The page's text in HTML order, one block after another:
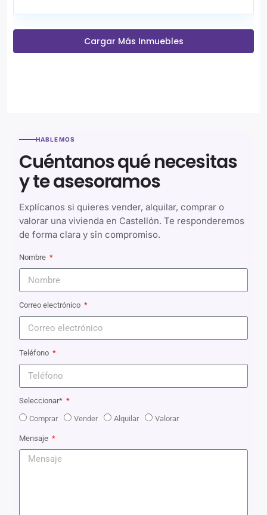
Cargar Más Inmuebles
HABLEMOS
Cuéntanos qué necesitas
y te asesoramos
Explícanos si quieres vender, alquilar, comprar o
valorar una vivienda en Castellón. Te responderemos
de forma clara y sin compromiso.
Nombre
Correo electrónico
Teléfono
Seleccionar*
Comprar
Vender Alquilar Valorar
Mensaje